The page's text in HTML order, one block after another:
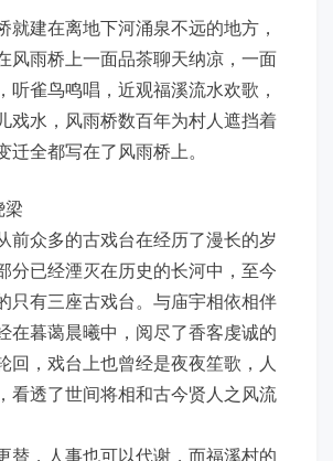
建在离地下河涌泉不远的地方，
风雨桥上一面品茶聊天纳凉，一面
听雀鸟鸣唱，近观福溪流水欢歌，
戏水，风雨桥数百年为村人遮挡着
迁全都写在了风雨桥上。
梁
众多的古戏台在经历了漫长的岁
分已经湮灭在历史的长河中，至今
只有三座古戏台。与庙宇相依相伴
在暮蔼晨曦中，阅尽了香客虔诚的
回，戏台上也曾经是夜夜笙歌，人
看透了世间将相和古今贤人之风流
，人事也可以代谢，而福溪村的